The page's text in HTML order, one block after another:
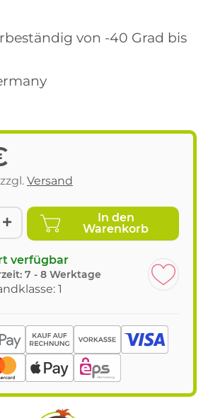
von -40 Grad bis
Versand
In den
Warenkorb
verfügbar
7 - 8 Werktage
1